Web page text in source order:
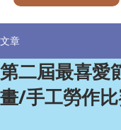
文章
第二屆最喜愛
畫/手工勞作